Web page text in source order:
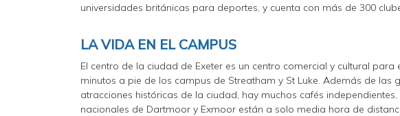
universidades británicas para deportes, y cuenta con más de 300
LA VIDA EN EL CAMPUS
El centro de la ciudad de Exeter es un centro comercial y cultural
minutos a pie de los campus de Streatham y St Luke. Además de las
atracciones históricas de la ciudad, hay muchos cafés
nacionales de Dartmoor y Exmoor están a solo media hora de